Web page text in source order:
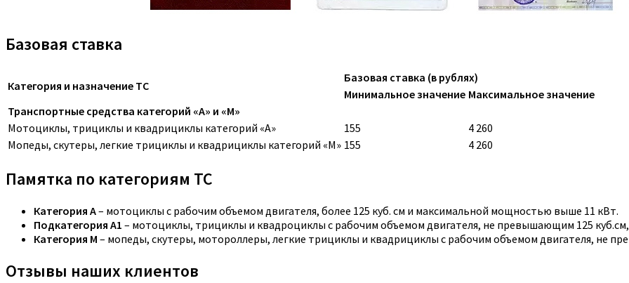
Базовая ставка
Категория и назначение ТС
Базовая ставка (в рублях)
Минимальное значение Максимальное значение
Транспортные средства категорий «A» и «M»
Мотоциклы, трициклы и квадрициклы категорий «A»
155
4 260
Мопеды, скутеры, легкие трициклы и квадрициклы категорий «M» 155 4 260
Памятка по категориям ТС
Категория A– мотоциклы с рабочим объемом двигателя, более 125 куб. см и максимальной мощностью выше 11 кВт.
Подкатегория A1 – мотоциклы, трициклы и квадроциклы с рабочим объемом двигателя, не превышающим 125
Категория M – мопеды, скутеры, мотороллеры, легкие трициклы и квадрициклы с рабочим объемом двигателя, не
Отзывы наших клиентов